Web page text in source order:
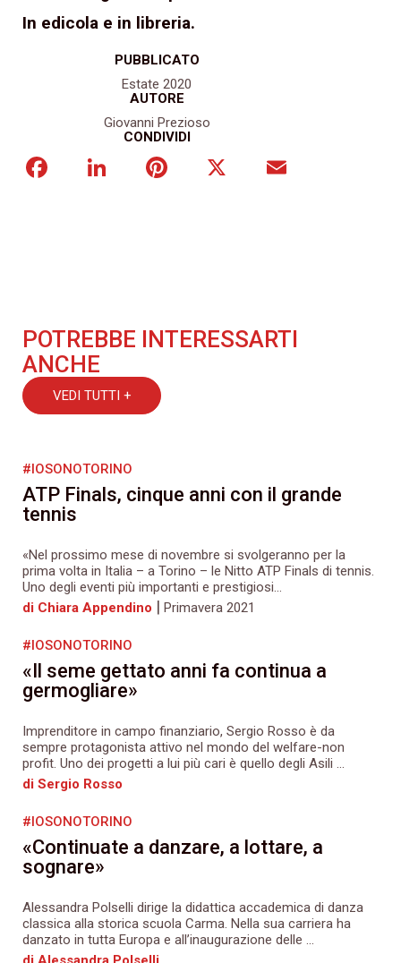
PUBBLICATO
Estate 2020
AUTORE
Giovanni Prezioso
CONDIVIDI
FacebookLinkedInPinterest
In edicola e in libreria.
POTREBBE INTERESSARTI
ANCHE
VEDI TUTTI +
#IOSONOTORINO
ATP Finals, cinque anni con il grande
tennis
«Nel prossimo mese di novembre si svolgeranno per la
prima volta in Italia – a Torino – le Nitto ATP Finals di tennis.
Uno degli eventi più importanti e prestigiosi...
di Chiara Appendino | Primavera 2021
#IOSONOTORINO
«Il seme gettato anni fa continua a
germogliare»
Imprenditore in campo finanziario, Sergio Rosso è da
sempre protagonista attivo nel mondo del welfare-non
profit. Uno dei progetti a lui più cari è quello degli Asili ...
di Sergio Rosso
#IOSONOTORINO
«Continuate a danzare, a lottare, a
sognare»
Alessandra Polselli dirige la didattica accademica di danza
classica alla storica scuola Carma. Nella sua carriera ha
danzato in tutta Europa e all’inaugurazione delle ...